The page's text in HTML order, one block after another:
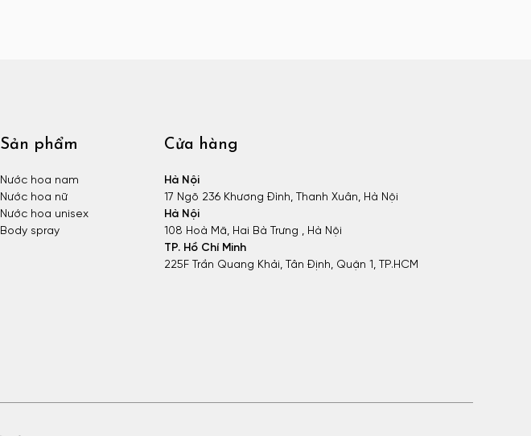
Sản phẩm
Nước hoa nam
Nước hoa nữ
Nước hoa unisex
Body spray
Cửa hàng
Hà Nội
17 Ngõ 236 Khương Đình, Thanh Xuân, Hà Nội
Hà Nội
108 Hoà Mã, Hai Bà Trưng , Hà Nội
TP. Hồ Chí Minh
225F Trần Quang Khải, Tân Định, Quận 1, TP.HCM